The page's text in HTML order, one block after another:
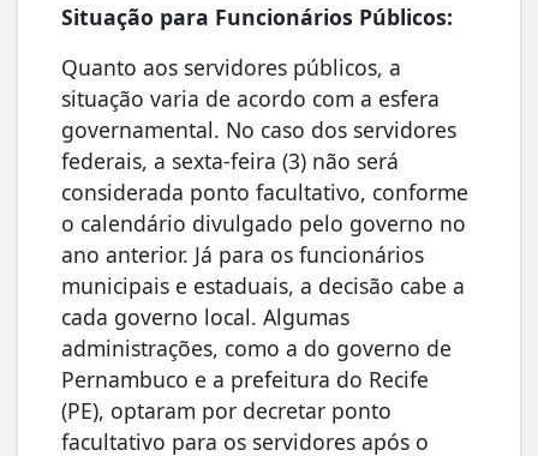
Situação para Funcionários Públicos:
Quanto aos servidores públicos, a
situação varia de acordo com a esfera
governamental. No caso dos servidores
federais, a sexta-feira (3) não será
considerada ponto facultativo, conforme
o calendário divulgado pelo governo no
ano anterior. Já para os funcionários
municipais e estaduais, a decisão cabe a
cada governo local. Algumas
administrações, como a do governo de
Pernambuco e a prefeitura do Recife
(PE), optaram por decretar ponto
facultativo para os servidores após o